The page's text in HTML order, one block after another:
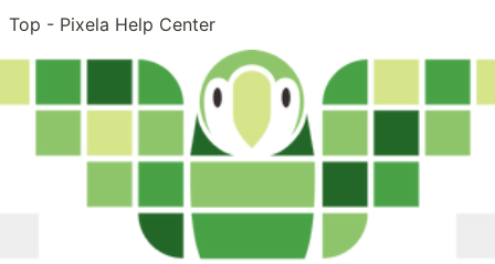
Top - Pixela Help Center